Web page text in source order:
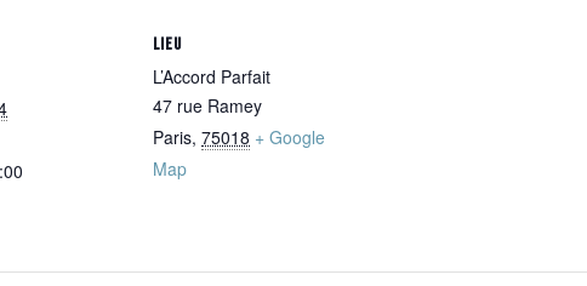
LIEU
L’Accord Parfait
47 rue Ramey
Paris, 75018 + Google
Map